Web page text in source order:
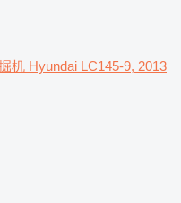
机 Hyundai LC145-9, 2013